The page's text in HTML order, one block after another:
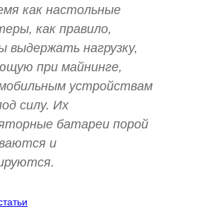
как настольные
как правило,
выдержать нагрузку,
при майнинге,
устройствам
силу. Их
батареи порой
и